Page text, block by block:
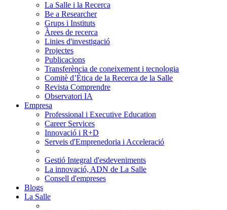
La Salle i la Recerca
Be a Researcher
Grups i Instituts
Àrees de recerca
Linies d'investigació
Projectes
Publicacions
Transferència de coneixement i tecnologia
Comitè d’Ètica de la Recerca de la Salle
Revista Comprendre
Observatori IA
Empresa
Professional i Executive Education
Career Services
Innovació i R+D
Serveis d'Emprenedoria i Acceleració
Gestió Integral d'esdeveniments
La innovació, ADN de La Salle
Consell d'empreses
Blogs
La Salle